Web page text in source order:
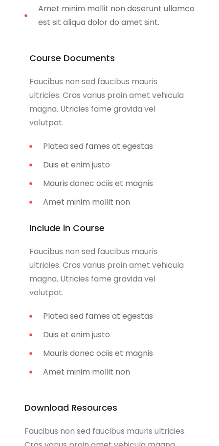
Amet minim mollit non deserunt ullamco
est sit aliqua dolor do amet sint.
Course Documents
Faucibus non sed faucibus mauris
ultricies. Cras varius proin amet vehicula
magna. Utricies fame gravida vel
volutpat.
Platea sed fames at egestas
Duis et enim justo
Mauris donec ociis et magnis
Amet minim mollit non
Include in Course
Faucibus non sed faucibus mauris
ultricies. Cras varius proin amet vehicula
magna. Utricies fame gravida vel
volutpat.
Platea sed fames at egestas
Duis et enim justo
Mauris donec ociis et magnis
Amet minim mollit non
Download Resources
Faucibus non sed faucibus mauris ultricies.